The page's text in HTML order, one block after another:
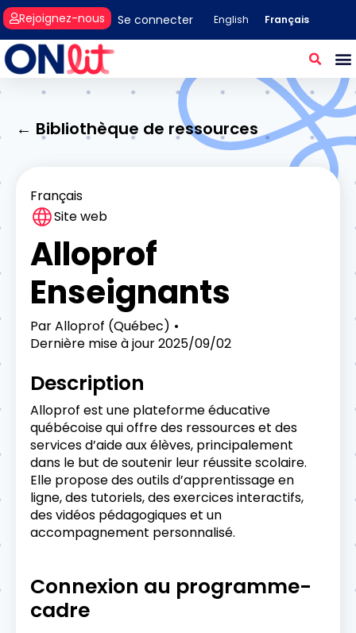
Se connecter
Rejoignez-nous English Français
← Bibliothèque de ressources
Français
Site web
Alloprof
Enseignants
ParAlloprof (Québec)
Dernière mise à jour2025/09/02
Description
Alloprof est une plateforme éducative
québécoise qui offre des ressources et des
services d’aide aux élèves, principalement
dans le but de soutenir leur réussite scolaire.
Elle propose des outils d’apprentissage en
ligne, des tutoriels, des exercices interactifs,
des vidéos pédagogiques et un
accompagnement personnalisé.
Connexion au programme-
cadre